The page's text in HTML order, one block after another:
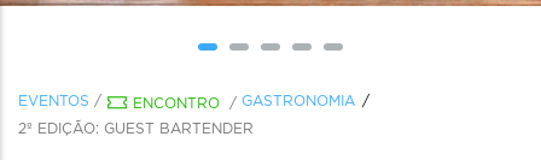
EVENTOS / ENCONTRO / GASTRONOMIA
2º EDIÇÃO: GUEST BARTENDER